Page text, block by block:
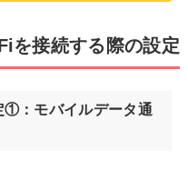
を接続する際の設定
①：モバイルデータ通